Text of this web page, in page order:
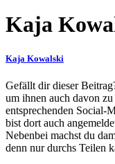
Kaja
Kaja Kowalski
Gefällt dir dieser
um ihnen auch davon
entsprechenden Social-
bist dort auch
Nebenbei machst du
denn nur durchs Teilen